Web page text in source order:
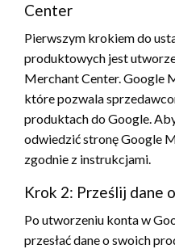
Center
Pierwszym krokiem do
produktowych jest
Merchant Center. Google
które pozwala
produktach do Google.
odwiedzić stronę Google
zgodnie z instrukcjami.
Krok 2: Prześlij dane
Po utworzeniu konta w
przesłać dane o swoich